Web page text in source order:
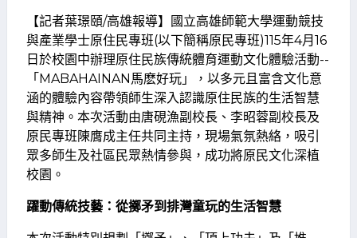
【記者葉璟頤/高雄報導】國立高雄師範大學運動競技
與產業學士原住民專班(以下簡稱原民專班)115年4月16
日於校園中辦理原住民族傳統體育運動文化體驗活動--
「MABAHAINAN馬麽好玩」，以多元且富含文化意
涵的體驗內容帶領師生深入認識原住民族的生活智慧
與精神。本次活動由唐硯漁副校長、李昭蓉副校長及
原民專班陳膺成主任共同主持，現場氣氛熱絡，吸引
眾多師生及社區民眾熱情參與，成功將原民文化深植
校園。
躍動傳統技藝：從擲矛到排灣童玩的生活智慧